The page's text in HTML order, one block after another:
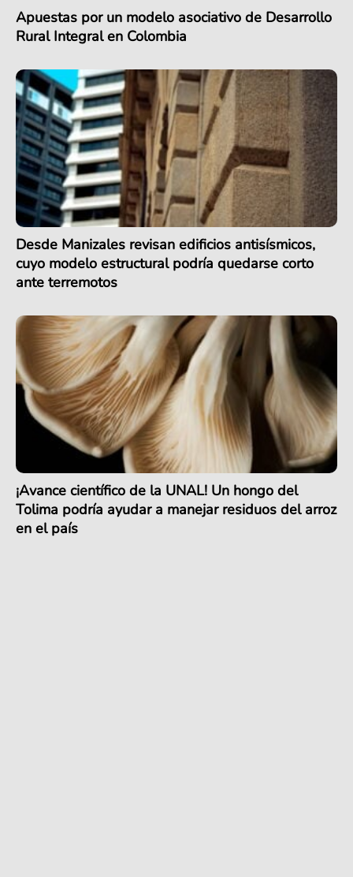
Apuestas por un modelo asociativo de Desarrollo
Rural Integral en Colombia
Desde Manizales revisan edificios antisísmicos,
cuyo modelo estructural podría quedarse corto
ante terremotos
¡Avance científico de la UNAL! Un hongo del
Tolima podría ayudar a manejar residuos del arroz
en el país